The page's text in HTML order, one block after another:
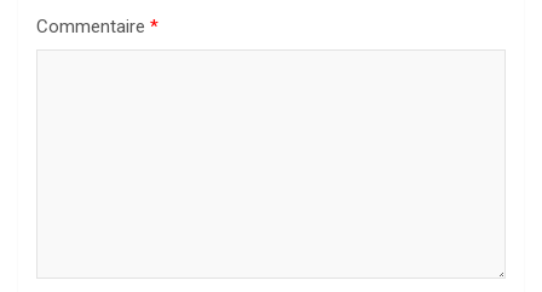
Commentaire *